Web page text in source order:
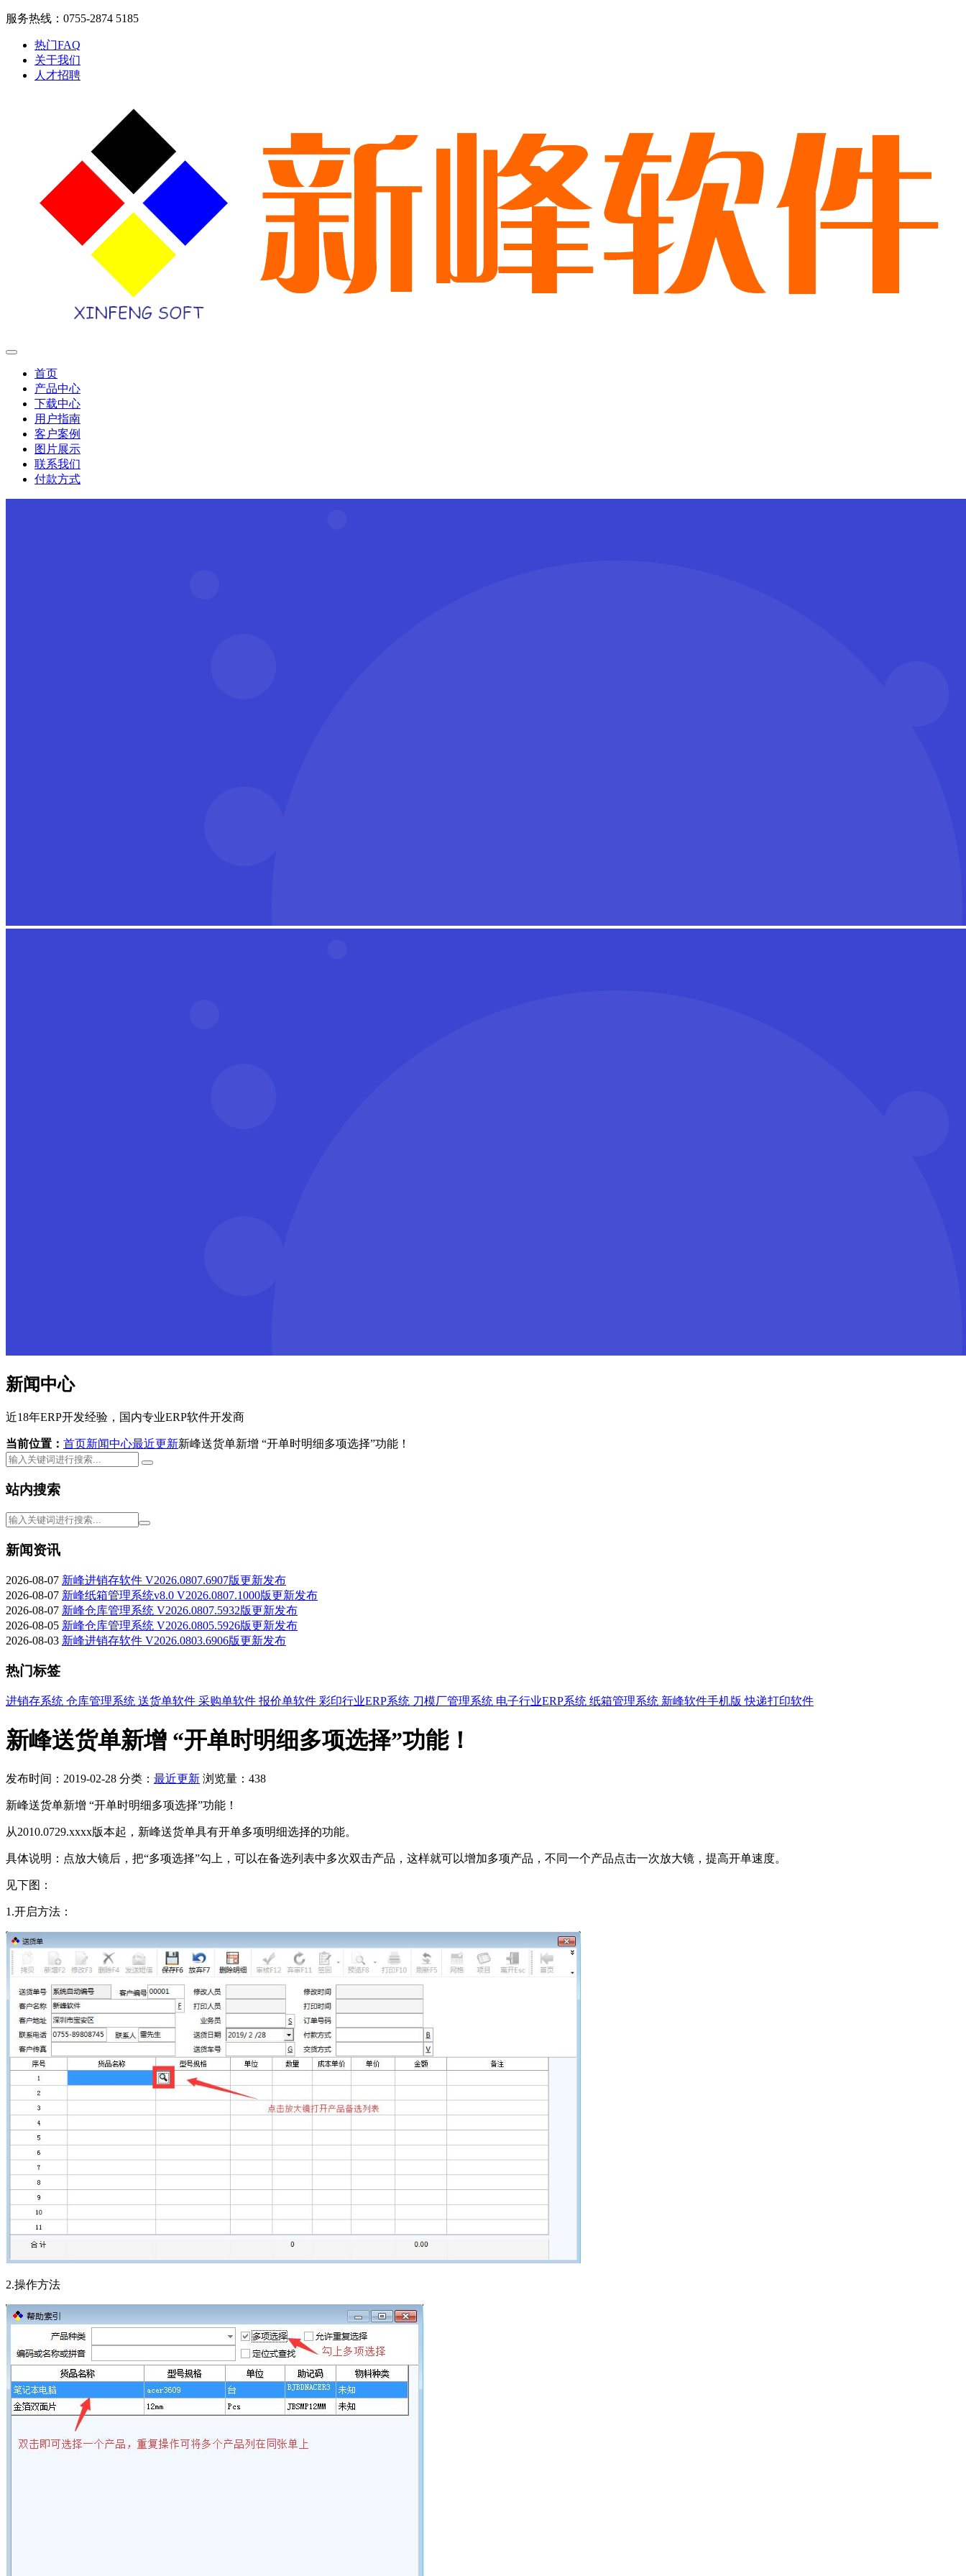
服务热线：0755-2874 5185
热门FAQ
关于我们
人才招聘
首页
产品中心
下载中心
用户指南
客户案例
图片展示
联系我们
付款方式
新闻中心
近18年ERP开发经验，国内专业ERP软件开发商
当前位置： 首页新闻中心最近更新新峰送货单新增 “开单时明细多项选择”功能！
站内搜索
新闻资讯
2026-08-07 新峰进销存软件 V2026.0807.6907版更新发布
2026-08-07 新峰纸箱管理系统v8.0 V2026.0807.1000版更新发布
2026-08-07 新峰仓库管理系统 V2026.0807.5932版更新发布
2026-08-05 新峰仓库管理系统 V2026.0805.5926版更新发布
2026-08-03 新峰进销存软件 V2026.0803.6906版更新发布
热门标签
进销存系统 仓库管理系统 送货单软件 采购单软件 报价单软件 彩印行业ERP系统 刀模厂管理系统 电子行业ERP系统 纸箱管理系统 新峰软件手机版快递打印软件
新峰送货单新增 “开单时明细多项选择”功能！
发布时间：2019-02-28 分类： 最近更新 浏览量：438
新峰送货单新增 “开单时明细多项选择”功能！
从2010.0729.xxxx版本起，新峰送货单具有开单多项明细选择的功能。
具体说明：点放大镜后，把“多项选择”勾上，可以在备选列表中多次双击产品，这样就可以增加多项产品，不同一个产品点击一次放大镜，提高开单速度。
见下图：
1.开启方法：
2.操作方法